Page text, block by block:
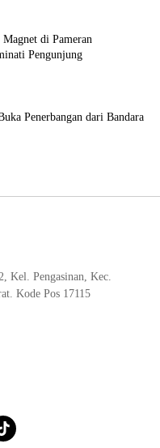
di Pameran
Pengunjung
Penerbangan dari Bandara
Kel. Pengasinan, Kec.
Kode Pos 17115